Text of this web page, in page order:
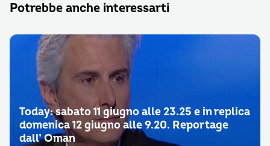
Potrebbe anche interessarti
Today: sabato 11 giugno alle 23.25 e in replica
domenica 12 giugno alle 9.20. Reportage
dall’ Oman